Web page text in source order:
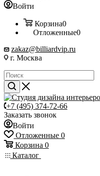
Войти
Корзина0
Отложенные0
zakaz@billiardvip.ru
г. Москва
+7 (495) 374-72-66
Заказать звонок
Войти
Отложенные 0
Корзина 0
Каталог